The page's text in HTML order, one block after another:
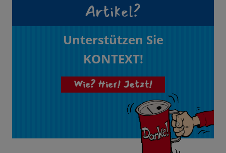
Artikel?
Unterstützen Sie
KONTEXT!
Wie? Hier! Jetzt!